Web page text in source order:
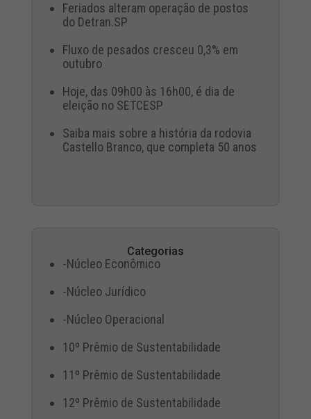
Feriados alteram operação de postos
do Detran.SP
Fluxo de pesados cresceu 0,3% em
outubro
Hoje, das 09h00 às 16h00, é dia de
eleição no SETCESP
Saiba mais sobre a história da rodovia
Castello Branco, que completa 50 anos
Categorias
-Núcleo Econômico
-Núcleo Jurídico
-Núcleo Operacional
10º Prêmio de Sustentabilidade
11º Prêmio de Sustentabilidade
12º Prêmio de Sustentabilidade